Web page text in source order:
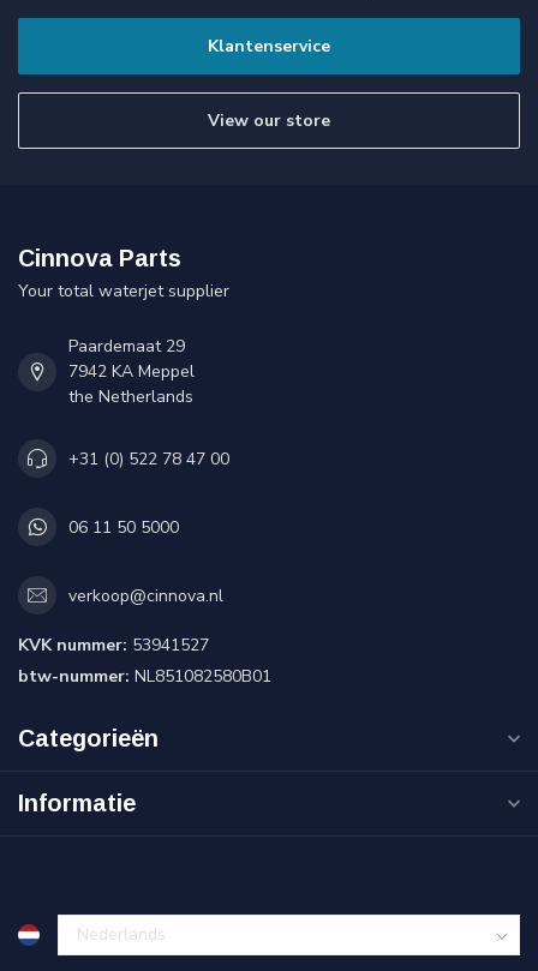
Klantenservice
View our store
Cinnova Parts
Your total waterjet supplier
Paardemaat 29
7942 KA Meppel
the Netherlands
+31 (0) 522 78 47 00
06 11 50 5000
verkoop@cinnova.nl
KVK nummer: 53941527
btw-nummer: NL851082580B01
Categorieën
Informatie